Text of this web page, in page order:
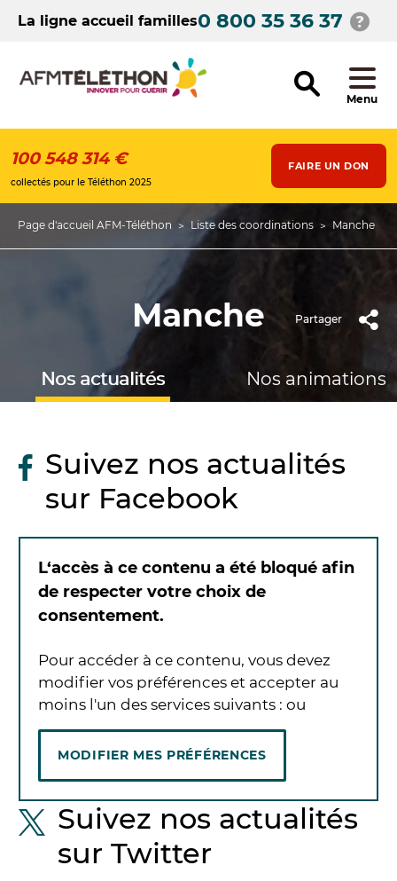
contenuLa ligne accueil familles0 800 35 36 37
Menu
100 548 314 €
collectés pour le Téléthon 2025
FAIRE UN DON
Page d'accueil AFM-Téléthon Liste des coordinations Manche
Manche Partager
Nos actualités Nos animations
Suivez nos actualités
sur Facebook
L‘accès à ce contenu a été bloqué afin
de respecter votre choix de
consentement.
Pour accéder à ce contenu, vous devez
modifier vos préférences et accepter au
moins l'un des services suivants : ou
MODIFIER MES PRÉFÉRENCES
Suivez nos actualités
sur Twitter